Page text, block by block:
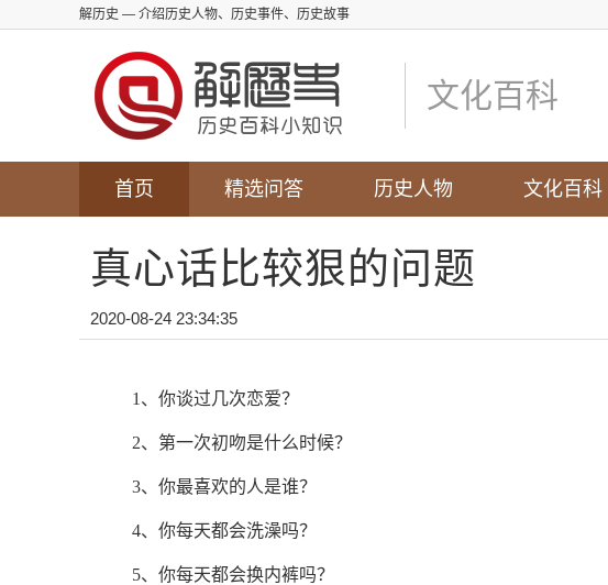
解历史 — 介绍历史人物、历史事件、历史故事
文化百科
首页 精选问答 历史人物 文化百科
真心话比较狠的问题
2020-08-24 23:34:35
1、你谈过几次恋爱？
2、第一次初吻是什么时候？
3、你最喜欢的人是谁？
4、你每天都会洗澡吗？
5、你每天都会换内裤吗？